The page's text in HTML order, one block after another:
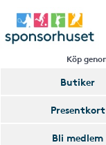
Köp
Butiker
Presentkort
Bli medlem